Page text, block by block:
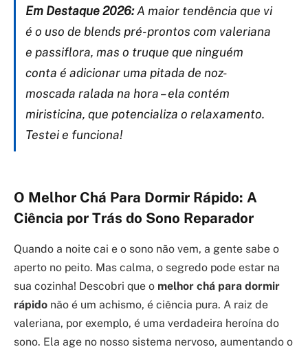
Em Destaque 2026:A maior tendência que vi
é o uso de blends pré-prontos com valeriana
e passiflora, mas o truque que ninguém
conta é adicionar uma pitada de noz-
moscada ralada na hora – ela contém
miristicina, que potencializa o relaxamento.
Testei e funciona!
O Melhor Chá Para Dormir Rápido: A
Ciência por Trás do Sono Reparador
Quando a noite cai e o sono não vem, a gente sabe o
aperto no peito. Mas calma, o segredo pode estar na
sua cozinha! Descobri que o melhor chá para dormir
rápido não é um achismo, é ciência pura. A raiz de
valeriana, por exemplo, é uma verdadeira heroína do
sono. Ela age no nosso sistema nervoso, aumentando o